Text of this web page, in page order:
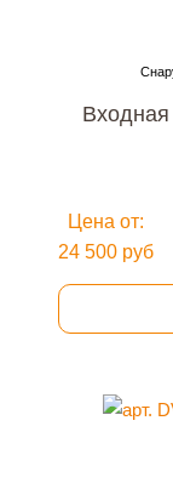
Цена от:
24 500 руб